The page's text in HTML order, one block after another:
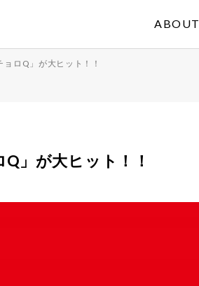
ABOUT
ロQ」が大ヒット！！
」が大ヒット！！